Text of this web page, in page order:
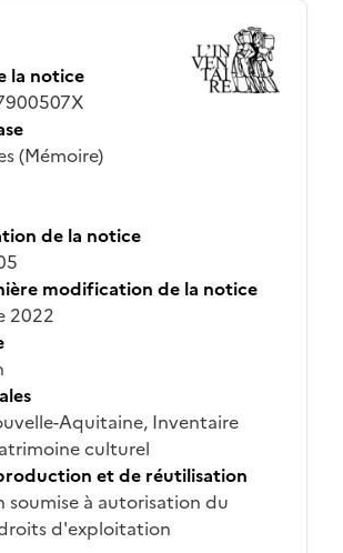
la notice
(Mémoire)
de la notice
modification de la notice
2022
Aquitaine, Inventaire
culturel
et de réutilisation
à autorisation du
d'exploitation